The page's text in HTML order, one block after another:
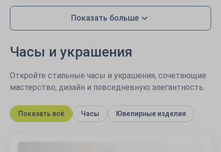
Показать больше
Часы и украшения
Откройте стильные часы и украшения, сочетающие
мастерство, дизайн и повседневную элегантность.
Показать всё Часы Ювелирные изделия